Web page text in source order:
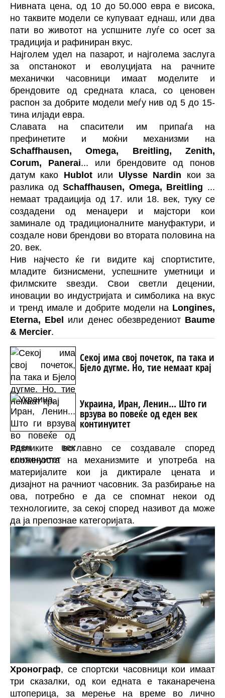
Нивната цена, од 10 до 50.000 евра е висока,
но таквите модели се купуваат еднаш, или два
пати во животот на успшните луѓе со осет за
традиција и рафиниран вкус.
Најголем удел на пазарот, и најголема заслуга
за опстанокот и еволуцијата на рачните
механички часовници имаат моделите и
брендовите од средната класа, со ценовен
распон за добрите модели меѓу нив од 5 до 15-
тина илјади евра.
Славата на спасители им припаѓа на
префинетите и моќни механизми на
Schaffhausen, Omega, Breitling, Zenith,
Corum, Panerai... или брендовите од понов
датум како Hublot или Ulysse Nardin кои за
разлика одSchaffhausen, Omega, Breitling ...
немаат традаиција од 17. или 18. век, туку се
создадени од менаџери и мајстори кои
заминале од традиционалните мануфактури, и
создале нови брендови во втората половина на
20. век.
Нив најчесто ќе ги видите кај спортистите,
младите бизнисмени, успешните уметници и
филмските ѕвезди. Свои светли децении,
иновации во индустријата и симболика на вкус
и тренд имале и добрите модели на Longines,
Eterna, Ebel
или денес обезвредениот Baume
& Mercier.
Секој има свој почеток, па така и
Бјело дугме. Но, тие немаат крај
Украина, Иран, Ленин... Што ги
врзува во повеќе од еден век
континуитет
Разликите воглавно се создавале според
сложеноста на механизмите и употреба на
материјалите кои ја диктирале цената и
дизајнот на рачниот часовник. За разбирање на
ова, потребно е да се спомнат некои од
технологиите, за секој според називот да може
да ја препознае категоријата.
Хронограф, се спортски часовници кои имаат
три сказалки, од кои едната е таканаречена
штоперица, за мерење на време во лично